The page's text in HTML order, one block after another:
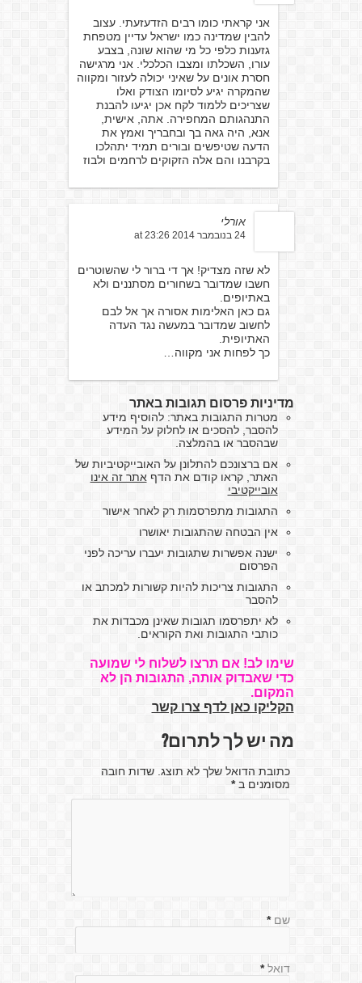
אני קראתי כומו רבים הזדעזעתי. עצוב
להבין שמדינה כמו ישראל עדיין מטפחת
גזענות כלפי כל מי שהוא שונה, בצבע
עורו, השכלתו ומצבו הכלכלי. אני מרגישה
חסרת אונים על שאיני יכולה לעזור ומקווה
שהמקרה יגיע לסיומו הצודק ואלו
שצריכים ללמוד לקח אכן יגיעו להבנת
התנהגותם המחפירה. אתה, אישית,
אנא, היה גאה בך ובחבריך ואמץ את
הדעה שטיפשים ובורים תמיד יתהלכו
בקרבנו והם אלה הזקוקים לרחמים ולבוז
אורלי
24 בנובמבר 2014 at 23:26
לא שזה מצדיק! אך די ברור לי שהשוטרים
חשבו שמדובר בשחורים מסתננים ולא
באתיופים.
גם כאן האלימות אסורה אך אל לבם
לחשוב שמדובר במעשה נגד העדה
האתיופית.
כך לפחות אני מקווה…
מדיניות פרסום תגובות באתר
מטרות התגובות באתר: להוסיף מידע
להסבר, להסכים או לחלוק על המידע
שבהסבר או בהמלצה.
אם ברצונכם להתלונן על האובייקטיביות של
האתר, קראו קודם את הדףאתר זה אינו
אובייקטיבי
התגובות מתפרסמות רק לאחר אישור
אין הבטחה שהתגובות יאושרו
ישנה אפשרות שתגובות יעברו עריכה לפני
הפרסום
התגובות צריכות להיות קשורות למכתב או
להסבר
לא יתפרסמו תגובות שאינן מכבדות את
כותבי התגובות ואת הקוראים.
שימו לב! אם תרצו לשלוח לי שמועה
כדי שאבדוק אותה, התגובות הן לא
המקום.
הקליקו כאן לדף צרו קשר
מה יש לך לתרום?
כתובת הדואל שלך לא תוצג. שדות חובה
מסומנים ב*
שם *
דואל *